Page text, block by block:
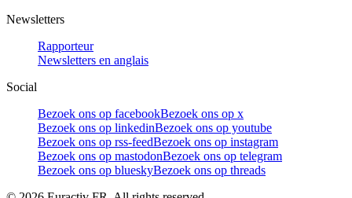
Newsletters
Rapporteur
Newsletters en anglais
Social
Bezoek ons op facebookBezoek ons op x
Bezoek ons op linkedinBezoek ons op youtube
Bezoek ons op rss-feedBezoek ons op instagram
Bezoek ons op mastodonBezoek ons op telegram
Bezoek ons op blueskyBezoek ons op threads